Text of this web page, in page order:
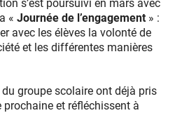
s’est poursuivi en mars avec
« Journée de l’engagement » :
avec les élèves la volonté de
et les différentes manières
groupe scolaire ont déjà pris
prochaine et réfléchissent à